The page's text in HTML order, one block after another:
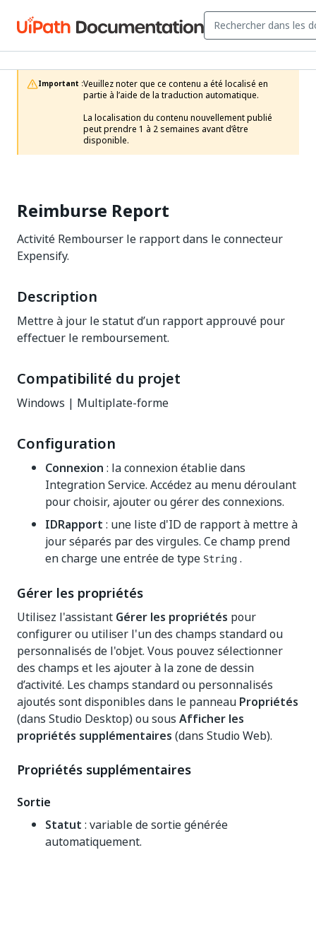
Important :Veuillez noter que ce contenu a été localisé en
partie à l’aide de la traduction automatique.
La localisation du contenu nouvellement publié
peut prendre 1 à 2 semaines avant d’être
disponible.
Reimburse Report
Activité Rembourser le rapport dans le connecteur
Expensify.
Description
Mettre à jour le statut d’un rapport approuvé pour
effectuer le remboursement.
Compatibilité du projet
Windows | Multiplate-forme
Configuration
Connexion : la connexion établie dans
Integration Service. Accédez au menu déroulant
pour choisir, ajouter ou gérer des connexions.
IDRapport : une liste d'ID de rapport à mettre à
jour séparés par des virgules. Ce champ prend
en charge une entrée de type String .
Gérer les propriétés
Utilisez l'assistant Gérer les propriétés pour
configurer ou utiliser l'un des champs standard ou
personnalisés de l'objet. Vous pouvez sélectionner
des champs et les ajouter à la zone de dessin
d’activité. Les champs standard ou personnalisés
ajoutés sont disponibles dans le panneau Propriétés
(dans Studio Desktop) ou sous Afficher les
propriétés supplémentaires (dans Studio Web).
Propriétés supplémentaires
Sortie
Statut : variable de sortie générée
automatiquement.